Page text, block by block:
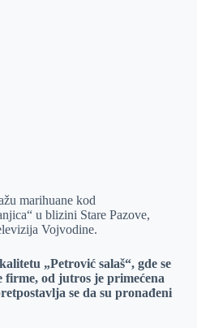
marihuane kod
u blizini Stare Pazove,
Vojvodine.
„Petrović salaš“, gde se
firme, od jutros je primećena
se da su pronađeni